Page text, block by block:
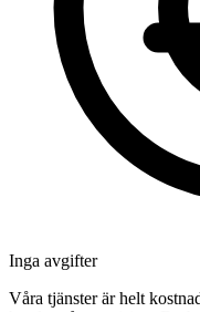
Inga avgifter
Våra tjänster är helt